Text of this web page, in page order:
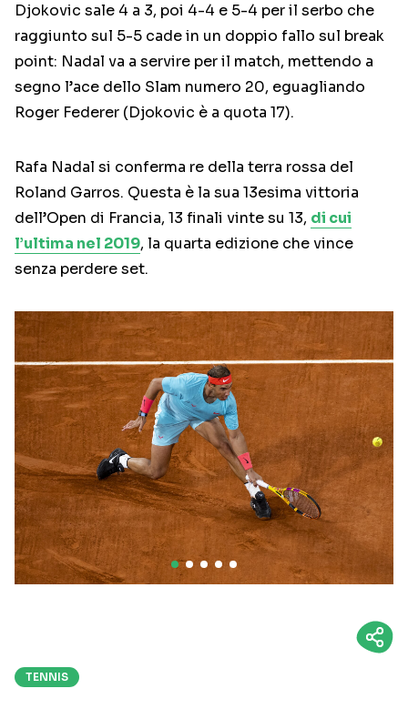
Djokovic sale 4 a 3, poi 4-4 e 5-4 per il serbo che
raggiunto sul 5-5 cade in un doppio fallo sul break
point: Nadal va a servire per il match, mettendo a
segno l’ace dello Slam numero 20, eguagliando
Roger Federer (Djokovic è a quota 17).
Rafa Nadal si conferma re della terra rossa del
Roland Garros. Questa è la sua 13esima vittoria
dell’Open di Francia, 13 finali vinte su 13, di cui
l’ultima nel 2019, la quarta edizione che vince
senza perdere set.
TENNIS